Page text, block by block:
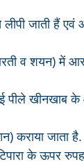
लीपी जाती हैं
व शयन) में
पीले खीनखाब
कराया जाता है.
के ऊपर